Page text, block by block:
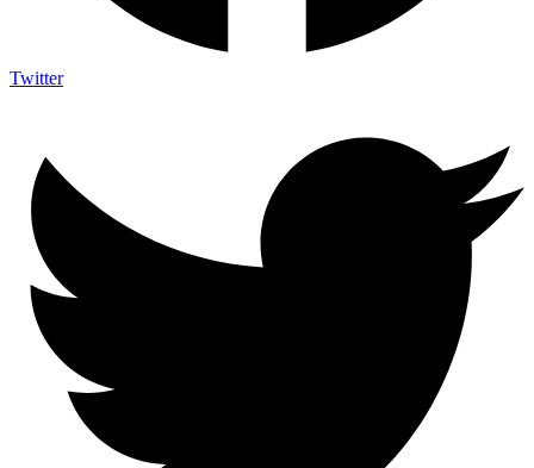
Twitter